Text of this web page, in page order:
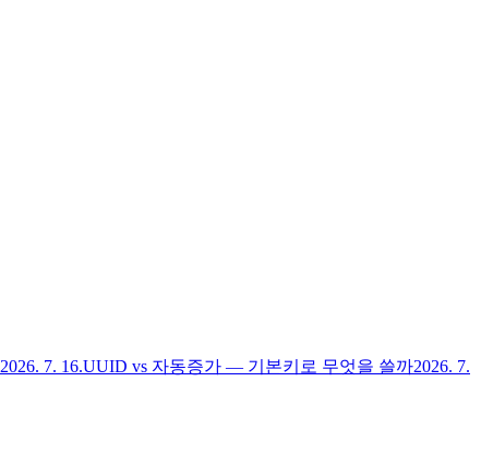
2026. 7. 16.UUID vs 자동증가 — 기본키로 무엇을 쓸까2026. 7.